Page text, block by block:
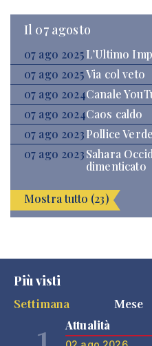
Il 07 agosto
07 ago 2025 L’Ultimo
07 ago 2025Via col veto
07 ago 2024Canale
07 ago 2024Caos caldo
07 ago 2023Pollice Verde
07 ago 2023Sahara
dimenticato
Mostra tutto (23)
Più visti
Settimana
Mese
Attualità